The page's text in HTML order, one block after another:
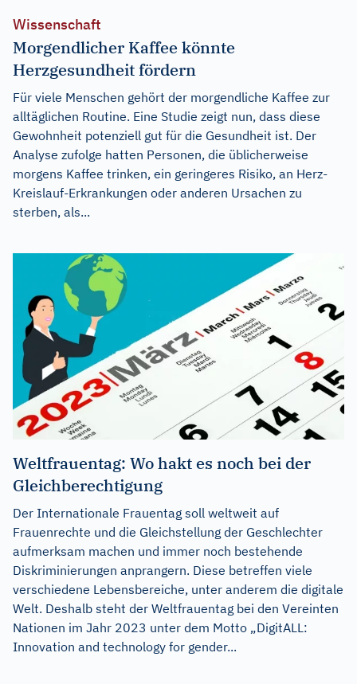
Wissenschaft
Morgendlicher Kaffee könnte
Herzgesundheit fördern
Für viele Menschen gehört der morgendliche Kaffee zur
alltäglichen Routine. Eine Studie zeigt nun, dass diese
Gewohnheit potenziell gut für die Gesundheit ist. Der
Analyse zufolge hatten Personen, die üblicherweise
morgens Kaffee trinken, ein geringeres Risiko, an Herz-
Kreislauf-Erkrankungen oder anderen Ursachen zu
sterben, als...
Weltfrauentag: Wo hakt es noch bei der
Gleichberechtigung
Der Internationale Frauentag soll weltweit auf
Frauenrechte und die Gleichstellung der Geschlechter
aufmerksam machen und immer noch bestehende
Diskriminierungen anprangern. Diese betreffen viele
verschiedene Lebensbereiche, unter anderem die digitale
Welt. Deshalb steht der Weltfrauentag bei den Vereinten
Nationen im Jahr 2023 unter dem Motto „DigitALL:
Innovation and technology for gender...